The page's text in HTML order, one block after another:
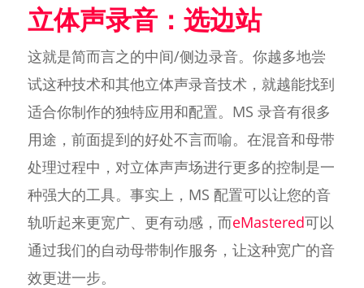
立体声录音：选边站
这就是简而言之的中间/侧边录音。你越多地尝
试这种技术和其他立体声录音技术，就越能找到
适合你制作的独特应用和配置。MS 录音有很多
用途，前面提到的好处不言而喻。在混音和母带
处理过程中，对立体声声场进行更多的控制是一
种强大的工具。事实上，MS 配置可以让您的音
轨听起来更宽广、更有动感，而eMastered可以
通过我们的自动母带制作服务，让这种宽广的音
效更进一步。